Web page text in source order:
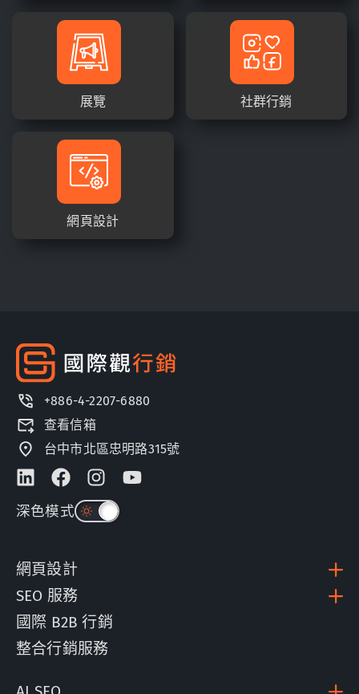
展覽 社群行銷
網頁設計
+886-4-2207-6880
查看信箱
台中市北區忠明路315號
深色模式
網頁設計
SEO 服務
國際 B2B 行銷
整合行銷服務